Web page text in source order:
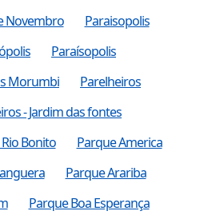
Novembro
Paraisopolis
Paraísopolis
Morumbi
Parelheiros
- Jardim das fontes
Bonito
Parque America
Parque Arariba
Parque Boa Esperança